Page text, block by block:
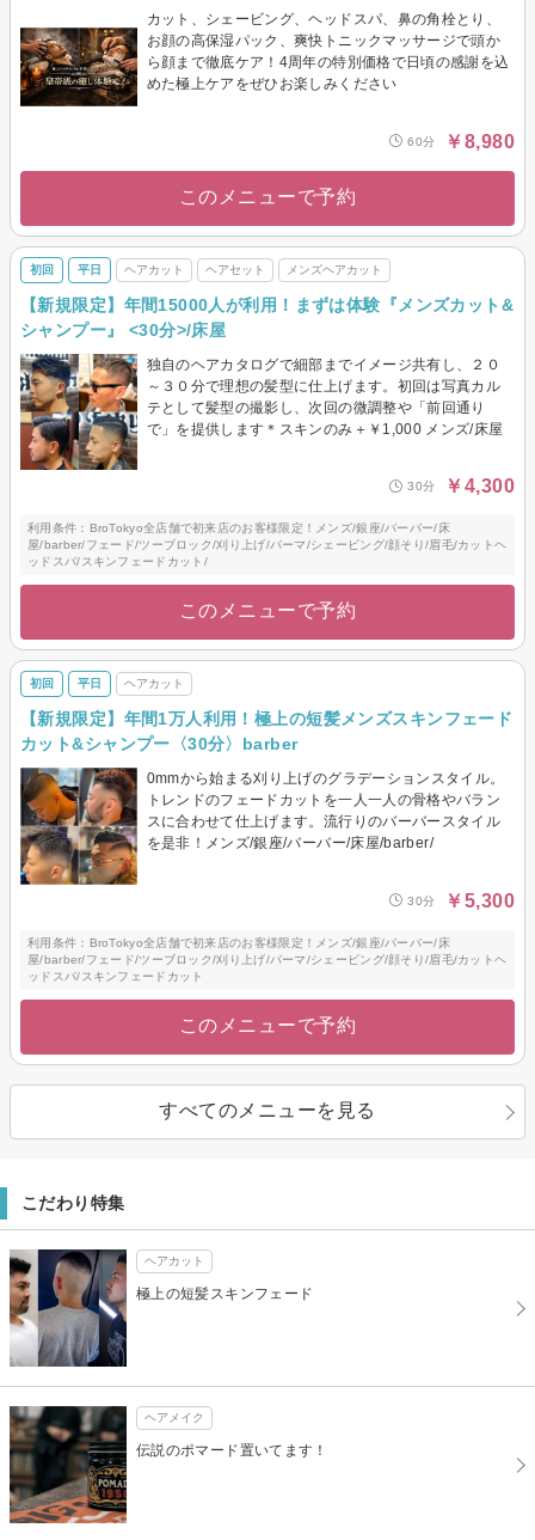
カット、シェービング、ヘッドスパ、鼻の角栓とり、
お顔の高保湿パック、爽快トニックマッサージで頭か
ら顔まで徹底ケア！4周年の特別価格で日頃の感謝を込
めた極上ケアをぜひお楽しみください
60分 ￥8,980
このメニューで予約
初回 平日 ヘアカット ヘアセット メンズヘアカット
【新規限定】年間15000人が利用！まずは体験『メンズカット&
シャンプー』 <30分>/床屋
独自のヘアカタログで細部までイメージ共有し、２０
～３０分で理想の髪型に仕上げます。初回は写真カル
テとして髪型の撮影し、次回の微調整や「前回通り
で」を提供します＊スキンのみ＋￥1,000 メンズ/床屋
30分 ￥4,300
利用条件：BroTokyo全店舗で初来店のお客様限定！メンズ/銀座/バーバー/床
屋/barber/フェード/ツーブロック/刈り上げ/パーマ/シェービング/顔そり/眉毛/カットヘ
ッドスパ/スキンフェードカット/
このメニューで予約
初回 平日 ヘアカット
【新規限定】年間1万人利用！極上の短髪メンズスキンフェード
カット&シャンプー〈30分〉barber
0mmから始まる刈り上げのグラデーションスタイル。
トレンドのフェードカットを一人一人の骨格やバラン
スに合わせて仕上げます。流行りのバーバースタイル
を是非！メンズ/銀座/バーバー/床屋/barber/
30分 ￥5,300
利用条件：BroTokyo全店舗で初来店のお客様限定！メンズ/銀座/バーバー/床
屋/barber/フェード/ツーブロック/刈り上げ/パーマ/シェービング/顔そり/眉毛/カットヘ
ッドスパ/スキンフェードカット
このメニューで予約
すべてのメニューを見る
こだわり特集
ヘアカット
極上の短髪スキンフェード
ヘアメイク
伝説のポマード置いてます！